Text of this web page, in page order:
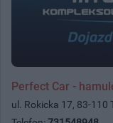
Perfect Car -
ul. Rokicka 17, 83-110